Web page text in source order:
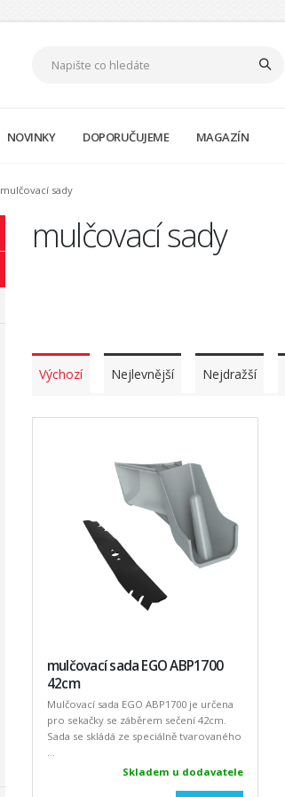
NOVINKY DOPORUČUJEME MAGAZÍN
mulčovací sady
mulčovací sady
Výchozí Nejlevnější Nejdražší
mulčovací sada EGO ABP1700
42cm
Mulčovací sada EGO ABP1700 je určena
pro sekačky se záběrem sečení 42cm.
Sada se skládá ze speciálně tvarovaného
Skladem u dodavatele